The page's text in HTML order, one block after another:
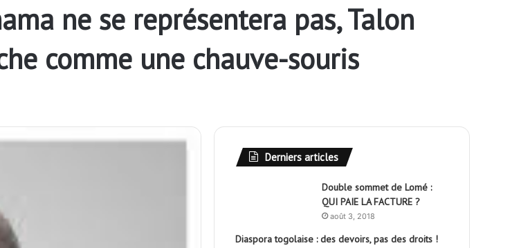
ne se représentera pas, Talon
comme une chauve-souris
Derniers articles
Double sommet de Lomé :
QUI PAIE LA FACTURE ?
août 3, 2018
Diaspora togolaise : des devoirs, pas des droits !